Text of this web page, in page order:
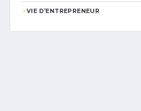
VIE D’ENTREPRENEUR